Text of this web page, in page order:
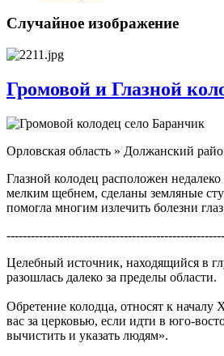
Случайное изображение
Громовой и Глазной
Орловская область » Должанский
Глазной колодец расположен
мелким щебнем, сделаны земляные
помогла многим излечить болезни
Целебный источник, находящийся в
разошлась далеко за пределы области.
Обретение колодца, относят к
вас за церковью, если идти в юго-
вычистить и указать людям».